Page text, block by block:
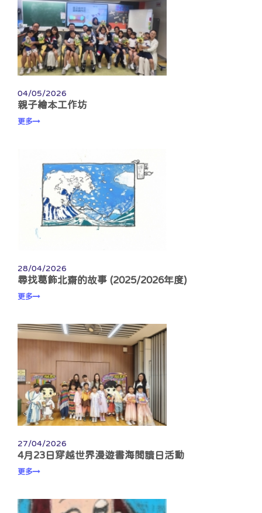
04/05/2026
親子繪本工作坊
更多
28/04/2026
尋找葛飾北齋的故事 (2025/2026年度)
更多
27/04/2026
4月23日穿越世界漫遊書海閱讀日活動
更多